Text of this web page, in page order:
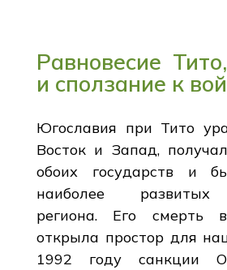
Равновесие
и сползание к
Югославия при Тито
Восток и Запад,
обоих государств и
наиболее развитых
региона. Его смерть
открыла простор для
1992 году санкции